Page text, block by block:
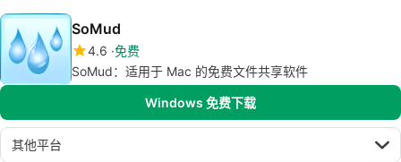
SoMud
4.6 免费
SoMud：适用于 Mac 的免费文件共享软件
Windows 免费下载
其他平台